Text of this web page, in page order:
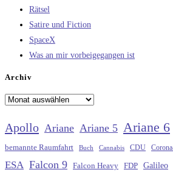
Rätsel
Satire und Fiction
SpaceX
Was an mir vorbeigegangen ist
Archiv
Archiv
Apollo Ariane Ariane 5 Ariane 6
bemannte Raumfahrt Buch Cannabis CDU
ESA Falcon 9 Falcon Heavy FDP Galileo